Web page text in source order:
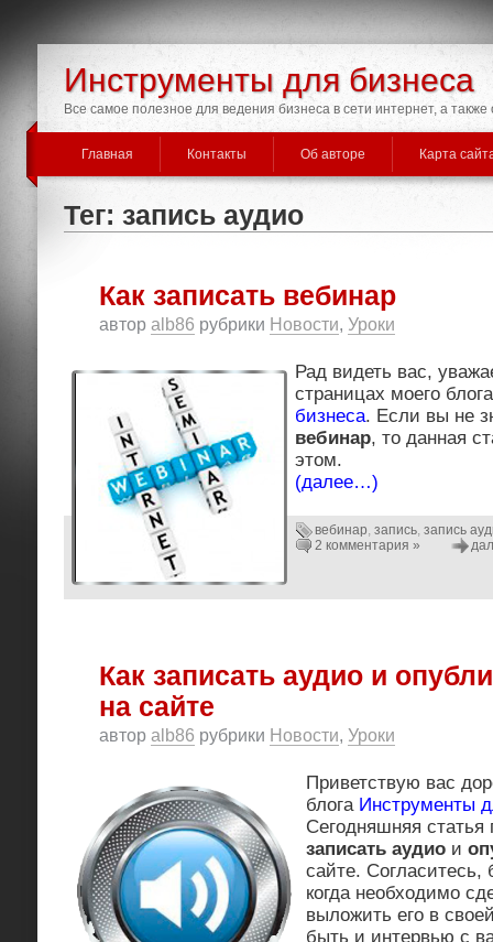
Инструменты для бизнеса
Все самое полезное для ведения бизнеса в сети интернет, а
Главная Контакты Об авторе Карта
Тег: запись аудио
Как записать вебинар
автор alb86 рубрики Новости, Уроки
Рад видеть вас,
страницах моего
бизнеса. Если вы не
вебинар, то данная
этом.
(далее…)
вебинар, запись, запись
2 комментария »
Как записать аудио и
на сайте
автор alb86 рубрики Новости, Уроки
Приветствую вас
блога Инструменты
Сегодняшняя статья
записать аудио и
сайте.
когда необходимо
выложить его в
быть и интервью с